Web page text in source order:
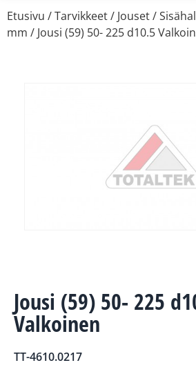
Etusivu /Tarvikkeet/ Jouset/
mm / Jousi (59) 50- 225 d10.5
Jousi (59) 50- 225
Valkoinen
TT-4610.0217